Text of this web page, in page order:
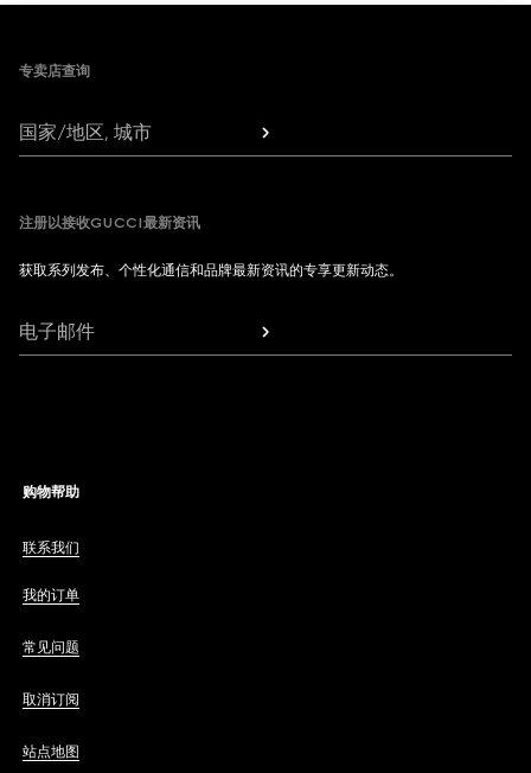
Footer
专卖店查询
国家/地区, 城市
注册以接收GUCCI最新资讯
获取系列发布、个性化通信和品牌最新资讯的专享更新动态。
电子邮件
购物帮助
联系我们
我的订单
常见问题
取消订阅
站点地图